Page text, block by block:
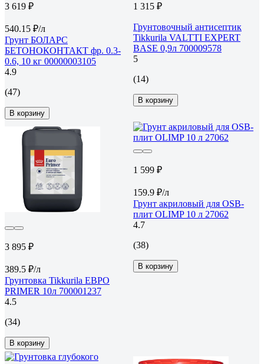
3 619 ₽
540.15 ₽/л
Грунт БОЛАРС
БЕТОНОКОНТАКТ фр. 0.3-
0.6, 10 кг 00000003105
4.9
(47)
В корзину
1 315 ₽
Грунтовочный антисептик
Tikkurila VALTTI EXPERT
BASE 0,9л 700009578
5
(14)
В корзину
3 895 ₽
389.5 ₽/л
Грунтовка Tikkurila ЕВРО
PRIMER 10л 700001237
4.5
(34)
В корзину
1 599 ₽
159.9 ₽/л
Грунт акриловый для OSB-
плит OLIMP 10 л 27062
4.7
(38)
В корзину